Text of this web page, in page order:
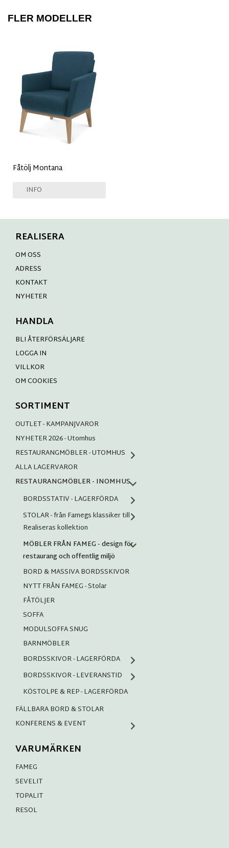
FLER MODELLER
Fåtölj Montana
INFO
REALISERA
OM OSS
ADRESS
KONTAKT
NYHETER
HANDLA
BLI ÅTERFÖRSÄLJARE
LOGGA IN
VILLKOR
OM COOKIES
SORTIMENT
OUTLET - KAMPANJVAROR
NYHETER 2026 - Utomhus
RESTAURANGMÖBLER - UTOMHUS
ALLA LAGERVAROR
RESTAURANGMÖBLER - INOMHUS
BORDSSTATIV - LAGERFÖRDA
STOLAR - från Famegs klassiker till
Realiseras kollektion
MÖBLER FRÅN FAMEG - design för
restaurang och offentlig miljö
BORD & MASSIVA BORDSSKIVOR
NYTT FRÅN FAMEG - Stolar
FÅTÖLJER
SOFFA
MODULSOFFA SNUG
BARNMÖBLER
BORDSSKIVOR - LAGERFÖRDA
BORDSSKIVOR - LEVERANSTID
KÖSTOLPE & REP - LAGERFÖRDA
FÄLLBARA BORD & STOLAR
KONFERENS & EVENT
VARUMÄRKEN
FAMEG
SEVELIT
TOPALIT
RESOL